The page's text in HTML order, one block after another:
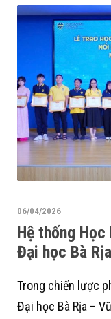
06/04/2026
Hệ thống
Đại học Bà
Trong chiến lược
Đại học Bà Rịa –